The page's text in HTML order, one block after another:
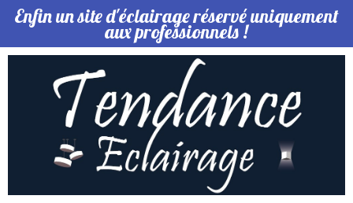
Enfin un site d'éclairage réservé uniquement
aux professionnels !